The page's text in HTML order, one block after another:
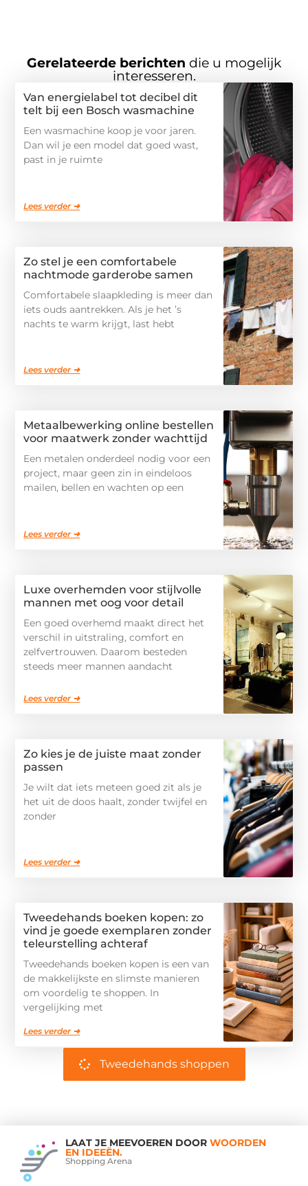
Gerelateerde berichten die u mogelijk
interesseren.
Van energielabel tot decibel dit
telt bij een Bosch wasmachine
Een wasmachine koop je voor jaren.
Dan wil je een model dat goed wast,
past in je ruimte
Lees verder ➜
Zo stel je een comfortabele
nachtmode garderobe samen
Comfortabele slaapkleding is meer dan
iets ouds aantrekken. Als je het ’s
nachts te warm krijgt, last hebt
Lees verder ➜
Metaalbewerking online bestellen
voor maatwerk zonder wachttijd
Een metalen onderdeel nodig voor een
project, maar geen zin in eindeloos
mailen, bellen en wachten op een
Lees verder ➜
Luxe overhemden voor stijlvolle
mannen met oog voor detail
Een goed overhemd maakt direct het
verschil in uitstraling, comfort en
zelfvertrouwen. Daarom besteden
steeds meer mannen aandacht
Lees verder ➜
Zo kies je de juiste maat zonder
passen
Je wilt dat iets meteen goed zit als je
het uit de doos haalt, zonder twijfel en
zonder
Lees verder ➜
Tweedehands boeken kopen: zo
vind je goede exemplaren zonder
teleurstelling achteraf
Tweedehands boeken kopen is een van
de makkelijkste en slimste manieren
om voordelig te shoppen. In
vergelijking met
Lees verder ➜
Tweedehands shoppen
LAAT JE MEEVOEREN DOOR WOORDEN
EN IDEEËN.
Shopping Arena